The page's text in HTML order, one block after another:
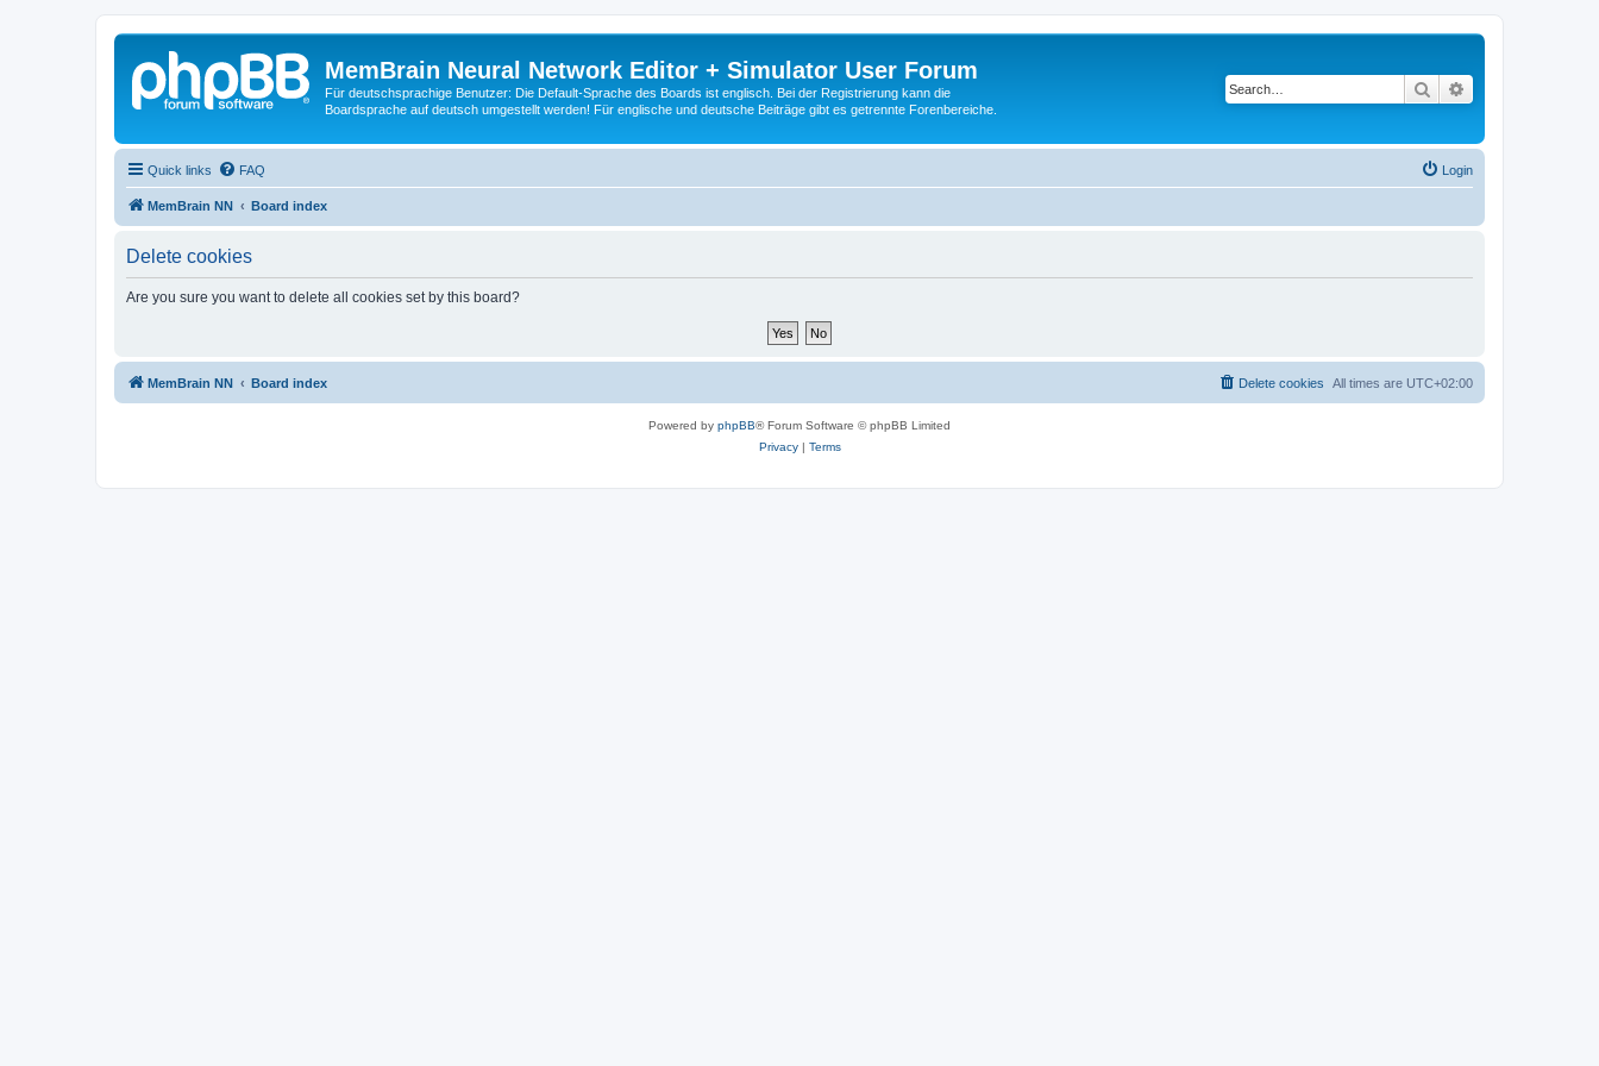
MemBrain Neural Network Editor + Simulator User Forum
Für deutschsprachige Benutzer: Die Default-Sprache des Boards ist englisch. Bei der Registrierung kann die
Boardsprache auf deutsch umgestellt werden! Für englische und deutsche Beiträge gibt es getrennte Forenbereiche.
Search
Quick links FAQ Login
MemBrain NN Board index
Delete cookies
Are you sure you want to delete all cookies set by this board?
MemBrain NN Board index All times are UTC+02:00
Delete cookies
Powered by phpBB® Forum Software © phpBB Limited
Privacy| Terms